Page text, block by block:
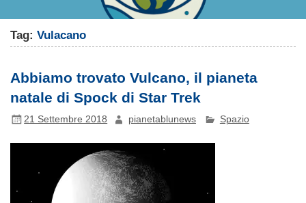
Tag:Vulacano
Abbiamo trovato Vulcano, il pianeta
natale di Spock di Star Trek
21 Settembre 2018 pianetablunews Spazio